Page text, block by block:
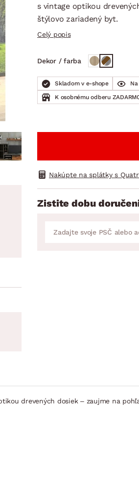
SPOTREBIČE ZÁHRADNÉ
s vintage optikou
štýlovo zariadený byt.
Celý popis
Dekor / farba
Skladom v e-shope
K osobnému odberu
Nakúpte na splátky s
Zistite dobu
drevených dosiek – zaujme na